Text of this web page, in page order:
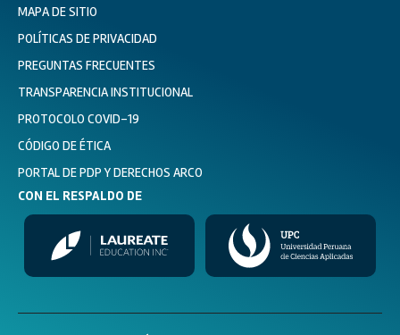
MAPA DE SITIO
POLÍTICAS DE PRIVACIDAD
PREGUNTAS FRECUENTES
TRANSPARENCIA INSTITUCIONAL
PROTOCOLO COVID-19
CÓDIGO DE ÉTICA
PORTAL DE PDP Y DERECHOS ARCO
CON EL RESPALDO DE